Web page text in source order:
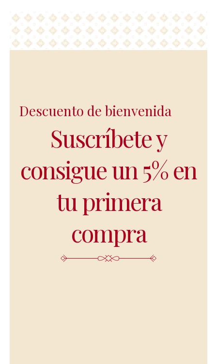
Descuento de bienvenida
Suscríbete y
consigue un 5% en
tu primera
compra